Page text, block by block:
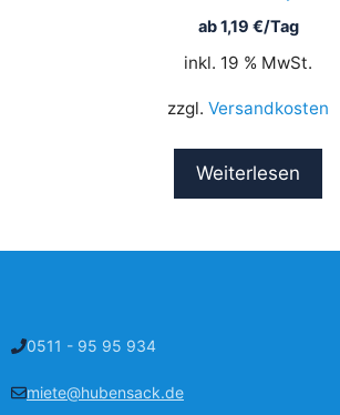
ab1,19 €/Tag
inkl. 19 % MwSt.
zzgl. Versandkosten
Weiterlesen
0511 - 95 95 934
miete@hubensack.de